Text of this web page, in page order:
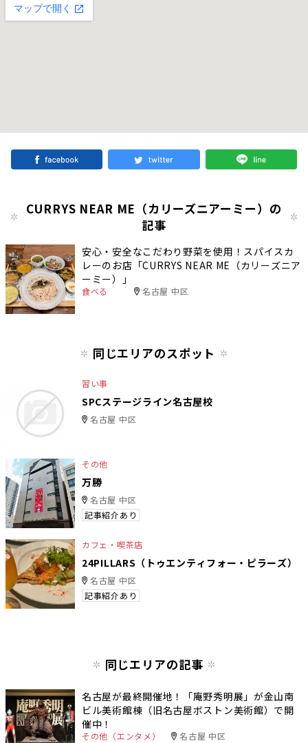
CURRYS NEAR ME（カリーズニアーミー）の
記事
安心・安全なこだわり野菜を使用！スパイスカ
レーのお店「CURRYS NEAR ME（カリーズニア
ーミー）」
食べる 名古屋 中区
同じエリアのスポット
習い事
SPCステージライン名古屋校
名古屋 中区
その他
万勝
名古屋 中区
記事紹介あり
カフェ・喫茶店
24PILLARS（トゥエンティフォー・ピラーズ）
名古屋 中区
記事紹介あり
同じエリアの記事
名古屋が最終開催地！「庵野秀明展」が金山南
ビル美術館棟（旧名古屋ボストン美術館）で開
催中！
その他（エンタメ） 名古屋 中区